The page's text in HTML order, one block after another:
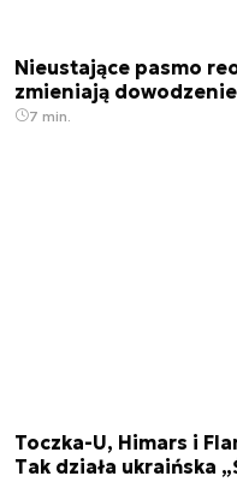
Nieustające pasmo
zmieniają
7 min.
Toczka-U, Himars i
Tak działa ukraińska